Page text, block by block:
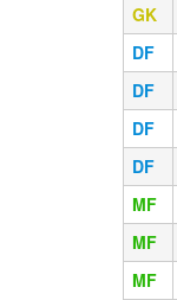
GK
DF
DF
DF
DF
MF
MF
MF